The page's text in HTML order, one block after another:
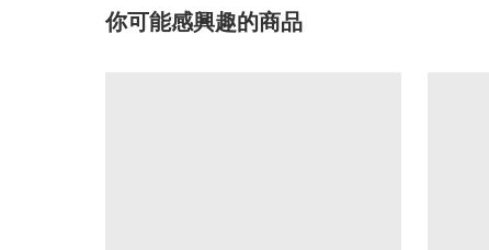
你可能感興趣的商品